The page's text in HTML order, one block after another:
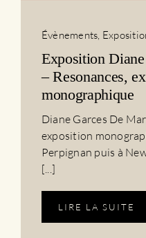
Évènements,
Exposition
– Resonances,
monographique
Diane Garces De
exposition
Perpignan puis à
[...]
LIRE LA SUITE